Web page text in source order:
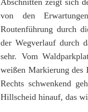
Abschnitten zeigt sich
von den
Routenführung durch
der Wegverlauf durch
sehr. Vom
weißen Markierung des
Rechts schwenkend
Hillscheid hinauf, das